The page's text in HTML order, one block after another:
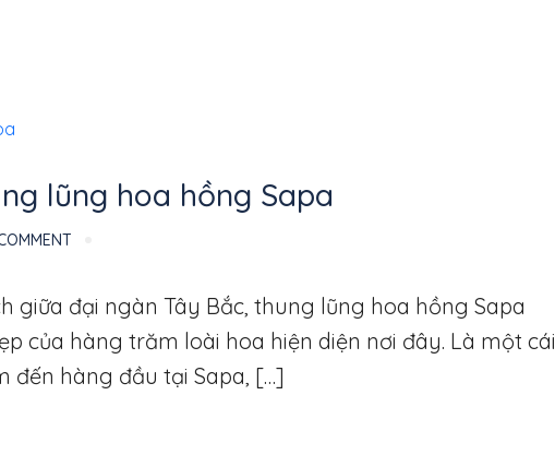
lũng hoa hồng Sapa
giữa đại ngàn Tây Bắc, thung lũng hoa hồng Sapa
của hàng trăm loài hoa hiện diện nơi đây. Là một cái
đến hàng đầu tại Sapa, […]